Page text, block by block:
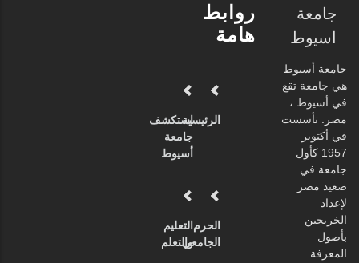
جامعة
اسيوط
جامعة أسيوط
هي جامعة تقع
في أسيوط ،
مصر. تأسست
في أكتوبر
1957 كأول
جامعة في
صعيد مصر
لإعداد
الخريجين
بأصول
المعرفة
روابط
هامة
الرئيسيةاستكشف
جامعة
أسيوط
الحرم
الجامعي
التعليم
والتعلم